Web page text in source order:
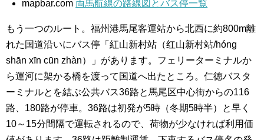
mapbar.com 両馬航線の路線図とバス停一覧
もう一つのルート。福州港馬尾客運站から北西に約800m離
れた国道沿いにバス停「紅山新村站（红山新村站/hóng
shān xīn cūn zhàn）」があります。フェリーターミナルか
ら運河に架かる橋を渡って国道へ出たところ。仁徳バスタ
ーミナルとを結ぶ公共バス36路と馬尾区中心街からの116
路、180路が停車。36路は初発が5時（冬期5時半）と早く
10～15分間隔で運転されるので、荷物が少なければ利用価